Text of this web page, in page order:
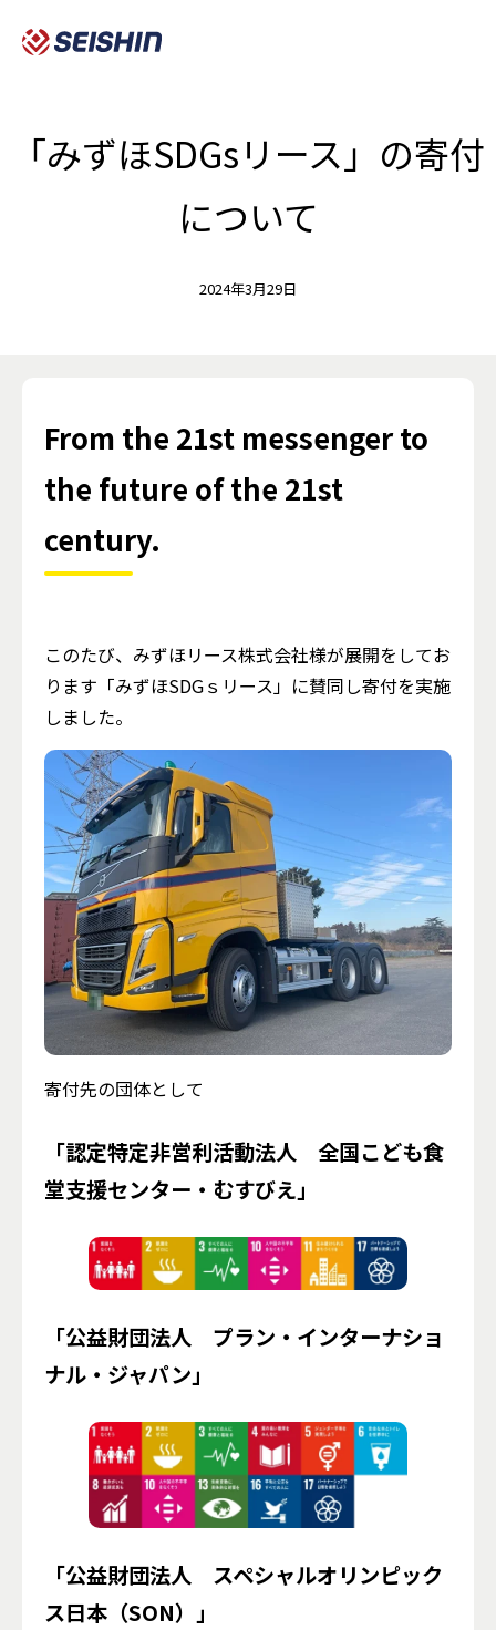
「みずほSDGsリース」の寄付
について
2024年3月29日
From the 21st messenger to
the future of the 21st
century.
このたび、みずほリース株式会社様が展開をしてお
ります「みずほSDGｓリース」に賛同し寄付を実施
しました。
寄付先の団体として
「認定特定非営利活動法人 全国こども食
堂支援センター・むすびえ」
「公益財団法人 プラン・インターナショ
ナル・ジャパン」
「公益財団法人 スペシャルオリンピック
ス日本（SON）」